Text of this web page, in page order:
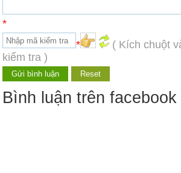
*
*
( Kích chuột
kiểm tra )
Bình luận trên facebook